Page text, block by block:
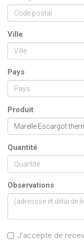
Ville
Pays
Produit
Quantité
Observations
J'accepte de